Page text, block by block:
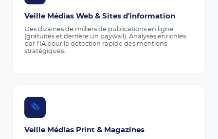
Veille Médias Web & Sites d'information
Des dizaines de milliers de publications en ligne
(gratuites et derrière un paywall). Analyses enrichies
par l'IA pour la détection rapide des mentions
stratégiques.
🗞️
Veille Médias Print & Magazines